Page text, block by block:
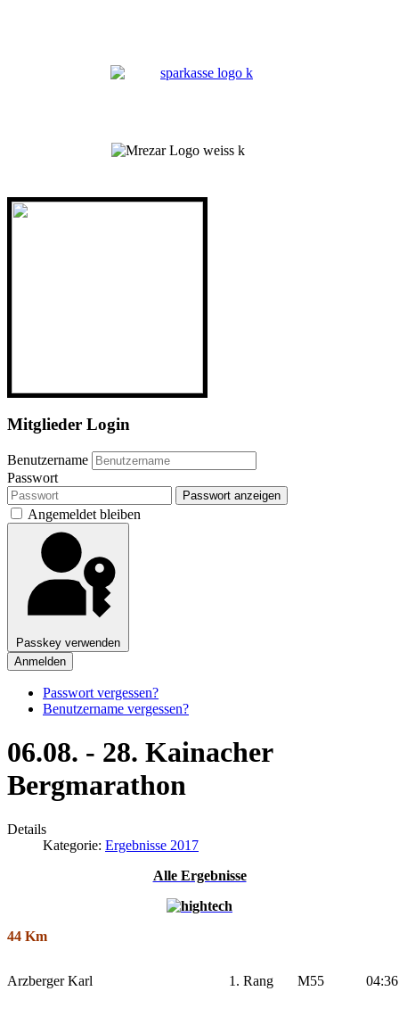
Mitglieder Login
Benutzername
Passwort
Passwort anzeigen
Angemeldet bleiben
Passkey verwenden
Anmelden
Passwort vergessen?
Benutzername vergessen?
06.08. - 28. Kainacher
Bergmarathon
Details
Kategorie: Ergebnisse 2017
Alle Ergebnisse
44 Km
Arzberger Karl 1. Rang M55